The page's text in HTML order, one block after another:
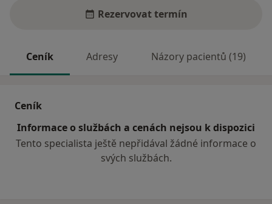
Rezervovat termín
Ceník Adresy Názory pacientů (19)
Ceník
Informace o službách a cenách nejsou k dispozici
Tento specialista ještě nepřidával žádné informace o
svých službách.